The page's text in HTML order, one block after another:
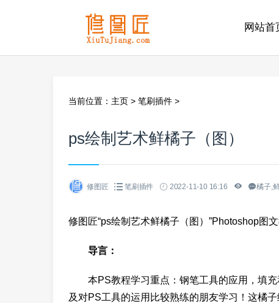
网站首
当前位置： 主页 > 笔刷插件 >
ps绘制艺术鲜橘子（图）
修图匠 笔刷插件 2022-11-10 16:16 橘子,
修图匠“ps绘制艺术鲜橘子（图）”Photoshop图文
导言：
本PS教程学习重点：钢笔工具的应用，填充
及对PS工具的运用比较熟练的朋友学习！这橘子